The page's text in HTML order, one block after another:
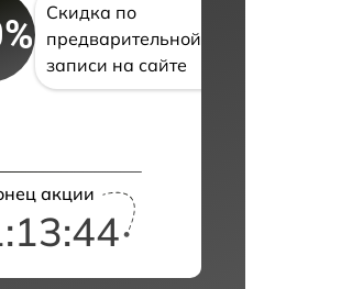
Скидка по
предварительной
записи на сайте
акции